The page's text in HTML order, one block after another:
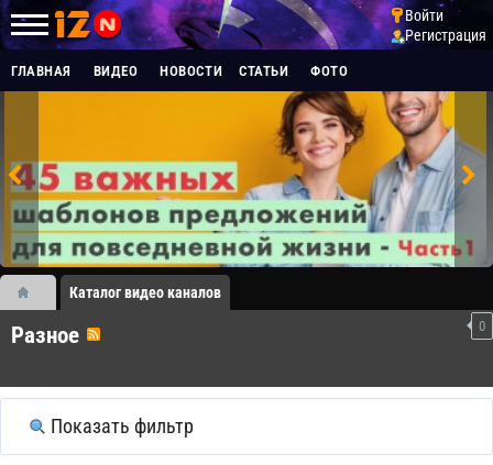
Войти
Регистрация
ГЛАВНАЯ ВИДЕО НОВОСТИ СТАТЬИ ФОТО
Каталог видео каналов
0
Разное
Показать фильтр